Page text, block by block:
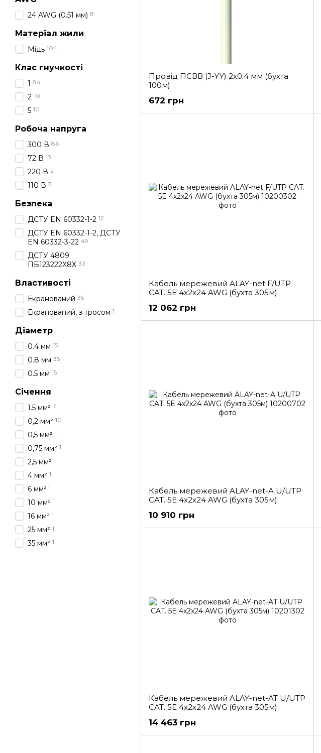
Провід ПСВВ (J-YY) 2x0.4 мм (бухта
100м)
672 грн
Кабель мережевий ALAY-net F/UTP
CAT. 5E 4x2x24 AWG (бухта 305м)
12 062 грн
Кабель мережевий ALAY-net-A U/UTP
CAT. 5E 4x2x24 AWG (бухта 305м)
10 910 грн
Кабель мережевий ALAY-net-AT U/UTP
CAT. 5E 4x2x24 AWG (бухта 305м)
14 463 грн
24 AWG (0.51 мм) 8
Матеріал жили
Мідь 104
Клас гнучкості
1 84
2 10
5 10
Робоча напруга
300 В 86
72 В 13
220 В 2
110 В 3
Безпека
ДСТУ EN 60332-1-2 12
ДСТУ EN 60332-1-2, ДСТУ
EN 60332-3-22 49
ДСТУ 4809
ПБ123222Х8Х 33
Властивості
Екранований 35
Екранований, з тросом 1
Діаметр
0.4 мм 15
0.8 мм 35
0.5 мм 15
Січення
1.5 мм² 7
0,2 мм² 10
0,5 мм² 1
0,75 мм² 1
2,5 мм² 1
4 мм² 1
6 мм² 1
10 мм² 1
16 мм² 1
25 мм² 1
35 мм² 1